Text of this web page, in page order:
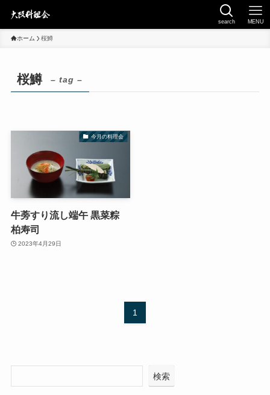
search MENU
ホーム 桜鱒
桜鱒 – tag –
今月の料理会
牛蒡すり流し端午 黒菜粽
柏寿司
2023年4月29日
1
検索